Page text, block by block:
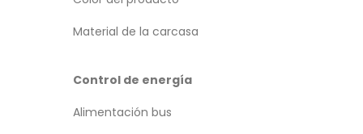
Material de la carcasa
Control de energía
Alimentación bus